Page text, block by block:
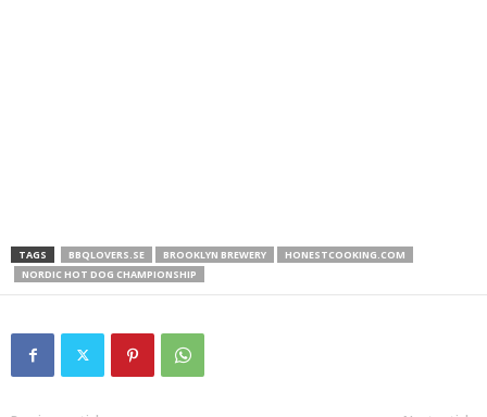
TAGS BBQLOVERS.SE BROOKLYN BREWERY
HONESTCOOKING.COM
NORDIC HOT DOG CHAMPIONSHIP